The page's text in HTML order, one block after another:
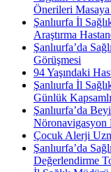
Önerileri Masaya
Şanlıurfa İl
Araştırma
Şanlıurfa’da
Görüşmesi
94 Yaşındaki
Şanlıurfa İl
Günlük
Şanlıurfa’da
Nöronavigasyon
Çocuk Alerji
Şanlıurfa’da
Değerlendirme